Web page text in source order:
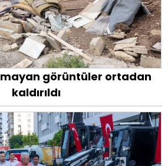
görüntüler ortadan
kaldırıldı